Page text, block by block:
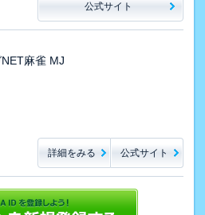
公式サイト
麻雀 MJ
詳細をみる 公式サイト